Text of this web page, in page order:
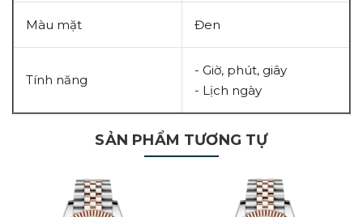
Màu mặt Đen
Tính năng
- Giờ, phút, giây
- Lịch ngày
SẢN PHẨM TƯƠNG TỰ